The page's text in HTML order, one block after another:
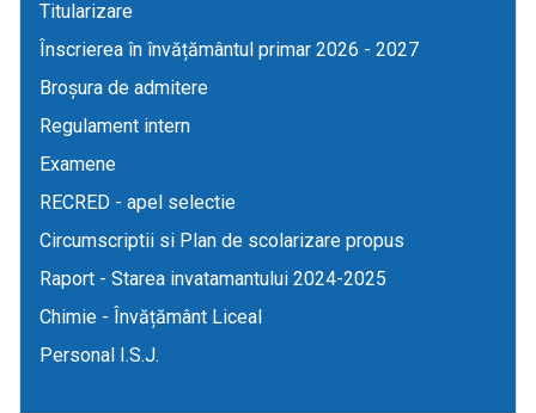
Titularizare
Înscrierea în învățământul primar 2026 - 2027
Broșura de admitere
Regulament intern
Examene
RECRED - apel selectie
Circumscriptii si Plan de scolarizare propus
Raport - Starea invatamantului 2024-2025
Chimie - Învățământ Liceal
Personal I.S.J.